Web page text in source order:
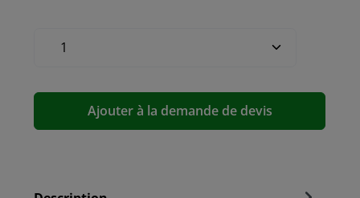
Ajouter à la demande de devis